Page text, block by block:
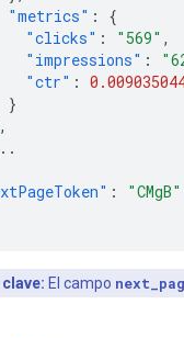
"metrics" :
{
"clicks" : "569" ,
"impressions" :
"ctr" :
}
:
"CMgB"
El campo